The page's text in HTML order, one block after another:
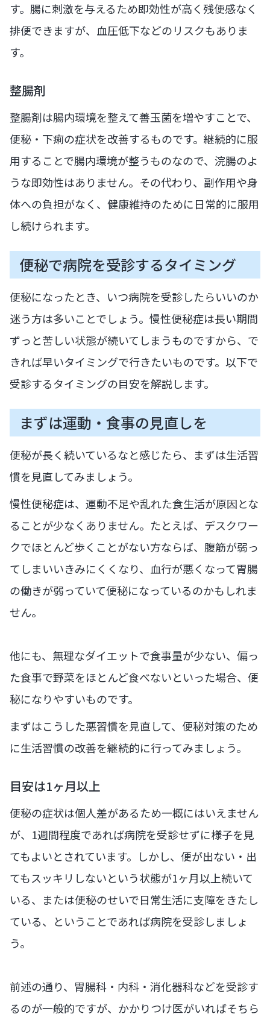
す。腸に刺激を与えるため即効性が高く残便感なく
排便できますが、血圧低下などのリスクもありま
す。
整腸剤
整腸剤は腸内環境を整えて善玉菌を増やすことで、
便秘・下痢の症状を改善するものです。継続的に服
用することで腸内環境が整うものなので、浣腸のよ
うな即効性はありません。その代わり、副作用や身
体への負担がなく、健康維持のために日常的に服用
し続けられます。
便秘で病院を受診するタイミング
便秘になったとき、いつ病院を受診したらいいのか
迷う方は多いことでしょう。慢性便秘症は長い期間
ずっと苦しい状態が続いてしまうものですから、で
きれば早いタイミングで行きたいものです。以下で
受診するタイミングの目安を解説します。
まずは運動・食事の見直しを
便秘が長く続いているなと感じたら、まずは生活習
慣を見直してみましょう。
慢性便秘症は、運動不足や乱れた食生活が原因とな
ることが少なくありません。たとえば、デスクワー
クでほとんど歩くことがない方ならば、腹筋が弱っ
てしまいいきみにくくなり、血行が悪くなって胃腸
の働きが弱っていて便秘になっているのかもしれま
せん。
他にも、無理なダイエットで食事量が少ない、偏っ
た食事で野菜をほとんど食べないといった場合、便
秘になりやすいものです。
まずはこうした悪習慣を見直して、便秘対策のため
に生活習慣の改善を継続的に行ってみましょう。
目安は1ヶ月以上
便秘の症状は個人差があるため一概にはいえません
が、1週間程度であれば病院を受診せずに様子を見
てもよいとされています。しかし、便が出ない・出
てもスッキリしないという状態が1ヶ月以上続いて
いる、または便秘のせいで日常生活に支障をきたし
ている、ということであれば病院を受診しましょ
う。
前述の通り、胃腸科・内科・消化器科などを受診す
るのが一般的ですが、かかりつけ医がいればそちら